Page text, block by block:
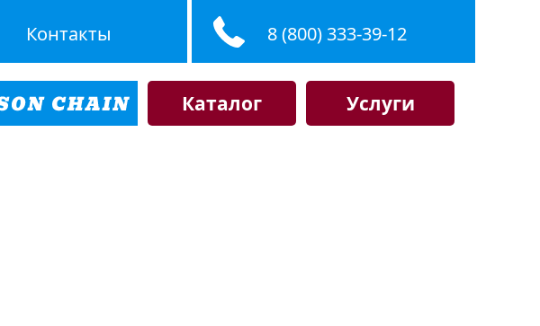
Контакты 8 (800) 333-39-12
Каталог Услуги